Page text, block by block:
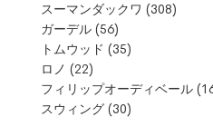
スーマンダックワ (308)
ガーデル (56)
トムウッド (35)
ロノ (22)
フィリップオーディベール
スウィング (30)